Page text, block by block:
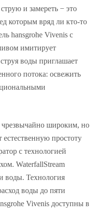
и замереть − это
которым вряд ли кто-то
hansgrohe Vivenis с
имитирует
воды приглашает
потока: освежить
чрезвычайно широким, но
простоту
с технологией
WaterfallStream
воды. Технология
воды до пяти
Vivenis доступны в